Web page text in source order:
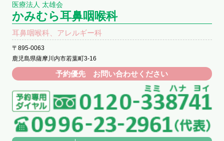
医療法人 太雄会
かみむら耳鼻咽喉科
耳鼻咽喉科、アレルギー科
〒895-0063
鹿児島県薩摩川内市若葉町3-16
予約優先 お問い合わせください